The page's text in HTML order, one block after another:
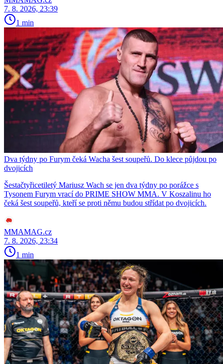
7. 8. 2026, 23:39
1 min
Dva týdny po Furym čeká Wacha šest soupeřů. Do klece půjdou po
dvojicích
Šestačtyřicetiletý Mariusz Wach se jen dva týdny po porážce s
Tysonem Furym vrací do PRIME SHOW MMA. V Koszalinu ho
čeká šest soupeřů, kteří se proti němu budou střídat po dvojicích.
MMAMAG.cz
7. 8. 2026, 23:34
1 min